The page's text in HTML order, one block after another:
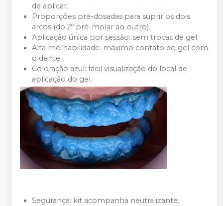
de aplicar.
Proporções pré-dosadas para suprir os dois
arcos (do 2º pré-molar ao outro).
Aplicação única por sessão: sem trocas de gel.
Alta molhabilidade: máximo contato do gel com
o dente.
Coloração azul: fácil visualização do local de
aplicação do gel.
Segurança: kit acompanha neutralizante.